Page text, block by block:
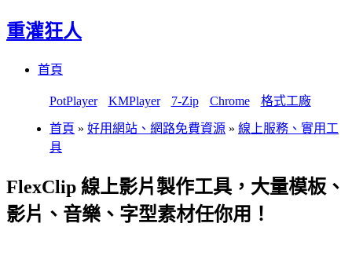
重灌狂人
首頁
PotPlayer KMPlayer 7-Zip Chrome 格式工廠
首頁 » 好用網站、網路免費資源 » 線上服務、實用工
具
FlexClip 線上影片製作工具，大量模板、
影片、音樂、字型素材任你用！